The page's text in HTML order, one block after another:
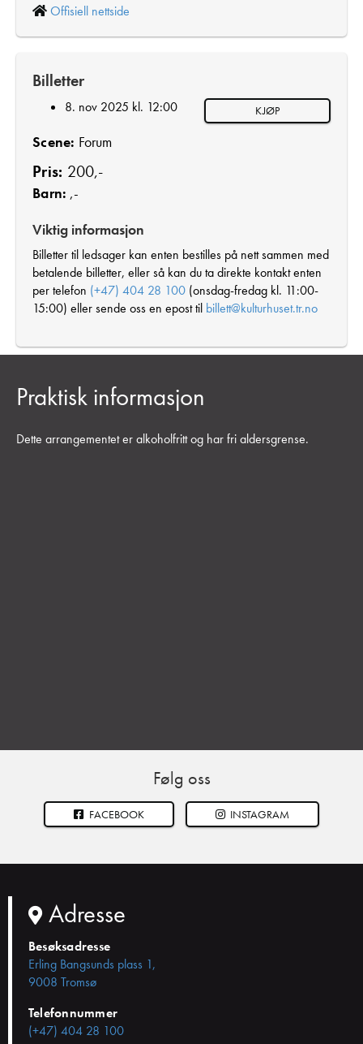
Offisiell nettside
Billetter
8. nov 2025 kl. 12:00 KJØP
Scene: Forum
Pris: 200,-
Barn: ,-
Viktig informasjon
Billetter til ledsager kan enten bestilles på nett sammen med
betalende billetter, eller så kan du ta direkte kontakt enten
per telefon (+47) 404 28 100 (onsdag-fredag kl. 11:00-
15:00) eller sende oss en epost til billett@kulturhuset.tr.no
Praktisk informasjon
Dette arrangementet er alkoholfritt og har fri aldersgrense.
Følg oss
FACEBOOK INSTAGRAM
Adresse
Besøksadresse
Erling Bangsunds plass 1,
9008 Tromsø
Telefonnummer
(+47) 404 28 100